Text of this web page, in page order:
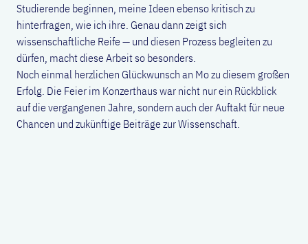
Studierende beginnen, meine Ideen ebenso kritisch zu
hinterfragen, wie ich ihre. Genau dann zeigt sich
wissenschaftliche Reife — und diesen Prozess begleiten zu
dürfen, macht diese Arbeit so besonders.
Noch einmal herzlichen Glückwunsch an Mo zu diesem großen
Erfolg. Die Feier im Konzerthaus war nicht nur ein Rückblick
auf die vergangenen Jahre, sondern auch der Auftakt für neue
Chancen und zukünftige Beiträge zur Wissenschaft.